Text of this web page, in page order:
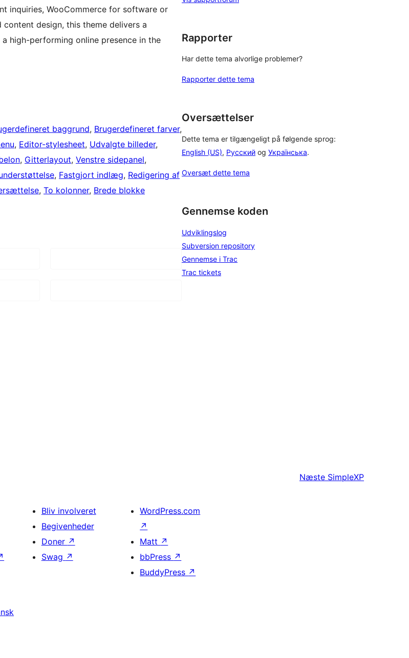
inquiries, WooCommerce for software or
design, this theme delivers a
high-performing online presence in the
baggrund, Brugerdefineret farver
, Editor-stylesheet, Udvalgte billeder
, Gitterlayout, Venstre sidepanel
, Fastgjort indlæg, Redigering af
, To kolonner, Brede blokke
Rapporter
Har dette tema alvorlige problemer?
Rapporter dette tema
Oversættelser
Dette tema er tilgængeligt på følgende sprog:
English (US), Русский og Українська.
Oversæt dette tema
Gennemse koden
Udviklingslog
Subversion repository
Gennemse i Trac
Trac tickets
Næste SimpleXP
Bliv involveret
Begivenheder
Doner ↗
Swag ↗
WordPress.com
↗
Matt ↗
bbPress ↗
BuddyPress ↗